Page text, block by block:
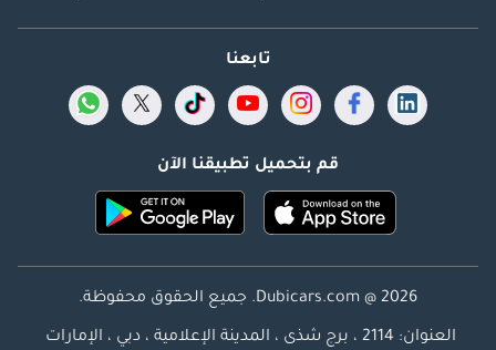
تابعنا
قم بتحميل تطبيقنا الآن
Dubicars.com @ 2026. جميع الحقوق محفوظة.
العنوان: 2114 ، برج شذى ، المدينة الإعلامية ، دبي ، الإمارات